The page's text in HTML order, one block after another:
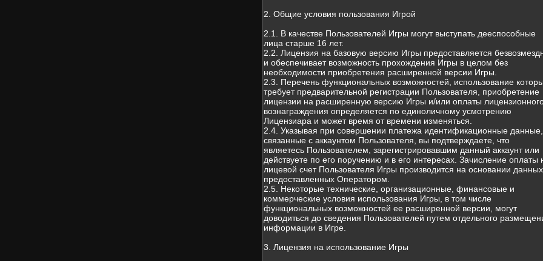
2. Общие условия пользования Игрой
2.1. В качестве Пользователей Игры могут выступать дееспособные
лица старше 16 лет.
2.2. Лицензия на базовую версию Игры предоставляется
и обеспечивает возможность прохождения Игры в целом без
необходимости приобретения расширенной версии Игры.
2.3. Перечень функциональных возможностей, использование
требует предварительной регистрации Пользователя, приобретение
лицензии на расширенную версию Игры и/или оплаты
вознаграждения определяется по единоличному усмотрению
Лицензиара и может время от времени изменяться.
2.4. Указывая при совершении платежа идентификационные данные,
связанные с аккаунтом Пользователя, вы подтверждаете, что
являетесь Пользователем, зарегистрировавшим данный аккаунт или
действуете по его поручению и в его интересах. Зачисление оплаты
лицевой счет Пользователя Игры производится на основании данных,
предоставленных Оператором.
2.5. Некоторые технические, организационные, финансовые и
коммерческие условия использования Игры, в том числе
функциональных возможностей ее расширенной версии, могут
доводиться до сведения Пользователей путем отдельного
информации в Игре.
3. Лицензия на использование Игры